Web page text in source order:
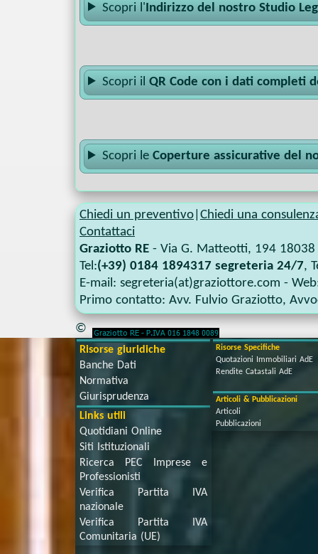
Scopri l' Indirizzo del nostro Studio
Scopri ilQR Code con i dati completi
Scopri leCoperture assicurative del
Chiedi un preventivo Chiedi una
Contattaci
Graziotto RE - Via G. Matteotti, 194 18038
Tel:(+39) 0184 1894317 segreteria 24/7,
E-mail: segreteria(at)graziottore.com -
Primo contatto: Avv. Fulvio Graziotto,
©
Risorse giuridiche
Banche Dati
Normativa
Giurisprudenza
Links utili
Quotidiani Online
Siti Istituzionali
Ricerca PEC Imprese e
Professionisti
Verifica Partita IVA
nazionale
Verifica Partita IVA
Comunitaria (UE)
Risorse Specifiche
Quotazioni Immobiliari AdE
Rendite Catastali AdE
Articoli & Pubblicazioni
Articoli
Pubblicazioni